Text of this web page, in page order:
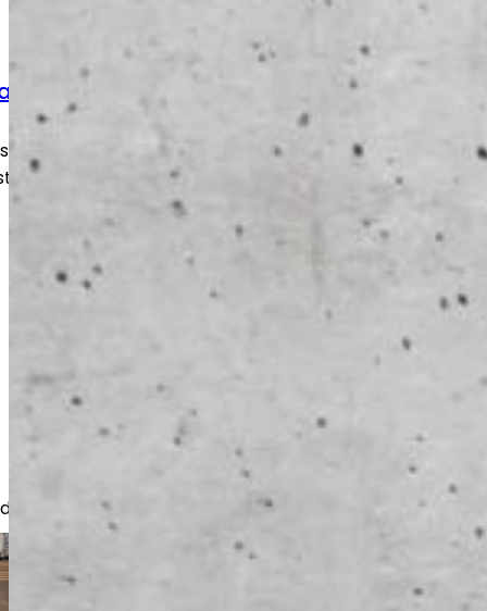
och skador snabbt och
till ett säkert och fullt fungerande
bostadsbolag och företag.